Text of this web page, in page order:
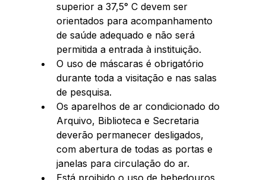
superior a 37,5° C devem ser
orientados para acompanhamento
de saúde adequado e não será
permitida a entrada à instituição.
O uso de máscaras é obrigatório
durante toda a visitação e nas salas
de pesquisa.
Os aparelhos de ar condicionado do
Arquivo, Biblioteca e Secretaria
deverão permanecer desligados,
com abertura de todas as portas e
janelas para circulação do ar.
Está proibido o uso de bebedouros